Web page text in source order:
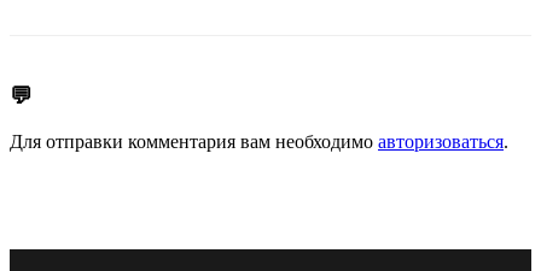
💬
Для отправки комментария вам необходимо авторизоваться.